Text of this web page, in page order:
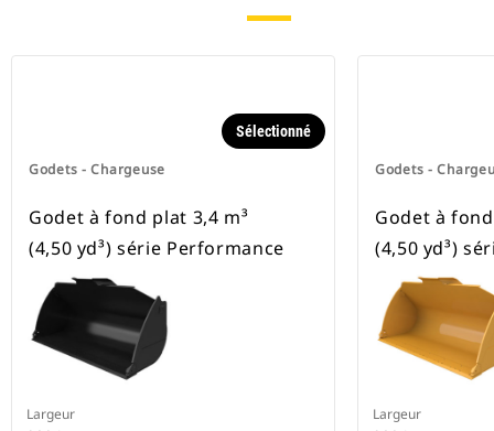
Godets - Chargeuse
Sélectionné
Godet à fond plat 3,4 m³
(4,50 yd³) série Performance
Largeur
Godets -
Godet à
(4,50 yd³)
Largeur